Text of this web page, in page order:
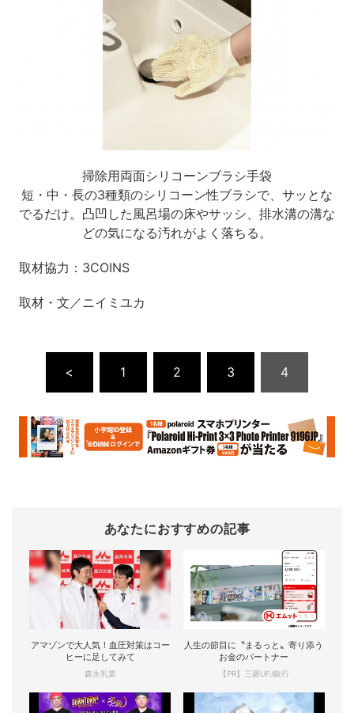
掃除用両面シリコーンブラシ手袋
短・中・長の3種類のシリコーン性ブラシで、サッとな
でるだけ。凸凹した風呂場の床やサッシ、排水溝の溝な
どの気になる汚れがよく落ちる。
取材協力：3COINS
取材・文／ニイミユカ
< 1 2 3 4
あなたにおすすめの記事
アマゾンで大人気！血圧対策はコー
ヒーに足してみて
森永乳業
人生の節目に〝まるっと〟寄り添う
お金のパートナー
【PR】三菱UFJ銀行